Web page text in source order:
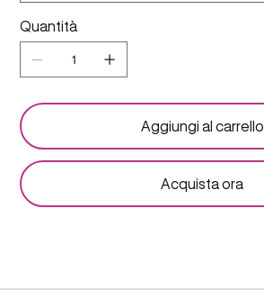
Quantità
Aggiungi al carrello
Acquista ora